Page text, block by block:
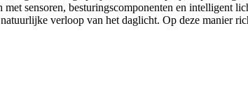
sensoren, besturingscomponenten en intelligent
verloop van het daglicht. Op deze manier